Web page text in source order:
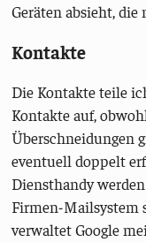
Geräten absieht,
Kontakte
Die Kontakte teile
Kontakte auf,
Überschneidungen
eventuell doppelt
Diensthandy
Firmen-Mailsystem
verwaltet Google